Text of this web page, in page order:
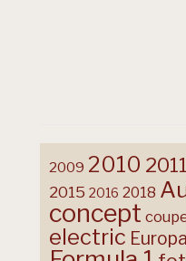
2009 2010 2011
2015 2016 2018
concept
electric Europa